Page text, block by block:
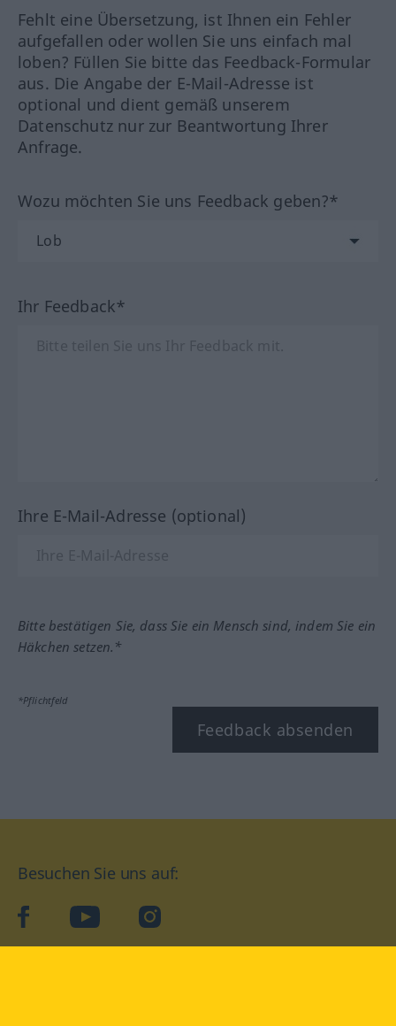
Fehlt eine Übersetzung, ist Ihnen ein Fehler
aufgefallen oder wollen Sie uns einfach mal
loben? Füllen Sie bitte das Feedback-Formular
aus. Die Angabe der E-Mail-Adresse ist
optional und dient gemäß unserem
Datenschutz nur zur Beantwortung Ihrer
Anfrage.
Wozu möchten Sie uns Feedback geben?*
Ihr Feedback*
Ihre E-Mail-Adresse (optional)
Bitte bestätigen Sie, dass Sie ein Mensch sind, indem Sie ein
Häkchen setzen.*
*Pflichtfeld
Feedback absenden
Besuchen Sie uns auf:
facebookYouTube Instagram